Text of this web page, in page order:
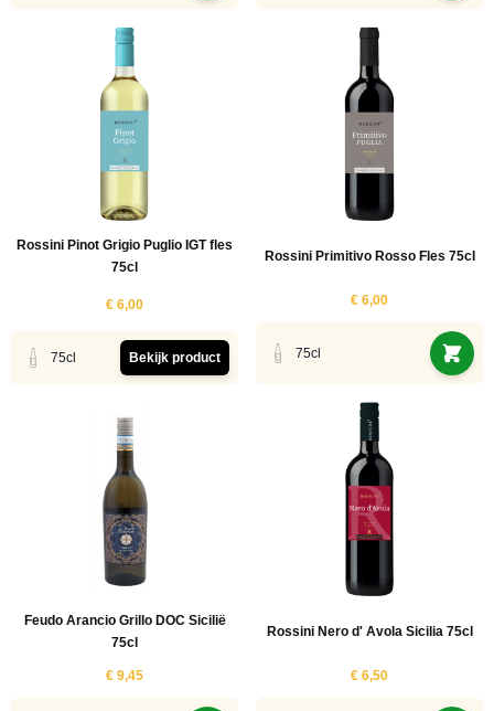
Rossini Pinot Grigio Puglio IGT fles
75cl
€ 6,00
75cl Bekijk product
Rossini Primitivo Rosso Fles 75cl
€ 6,00
75cl
Feudo Arancio Grillo DOC Sicilië
75cl
€ 9,45
Rossini Nero d' Avola Sicilia 75cl
€ 6,50